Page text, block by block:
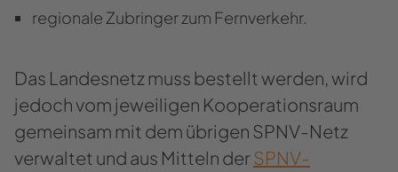
re­gio­na­le Zu­brin­ger zum Fern­ver­kehr.
Das Lan­des­netz muss be­stellt wer­den, wird
je­doch vom je­wei­li­gen Ko­ope­ra­ti­ons­raum
ge­mein­sam mit dem üb­ri­gen SPNV-​Netz
ver­wal­tet und aus Mit­teln derSPNV-​